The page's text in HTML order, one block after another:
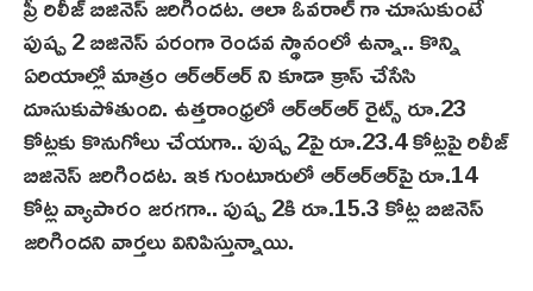
పుష్ప 2 బిజినెస్ పరంగా రెండవ‌ స్థానంలో ఉన్నా.. కొన్ని
ఏరియాల్లో మాత్రం ఆర్‌ఆర్ఆర్ ని కూడా క్రాస్‌ చేసేసి
దూసుకుపోతుంది. ఉత్తరాంధ్రలో ఆర్ఆర్ఆర్ రైట్స్ రూ.23
కోట్లకు కొనుగోలు చేయగా.. పుష్ప 2పై రూ.23.4 కోట్లపై రిలీజ్
బిజినెస్ జరిగిందట. ఇక గుంటూరులో ఆర్‌ఆర్ఆర్‌పై రూ.14
కోట్ల వ్యాపారం జరగగా.. పుష్ప 2కి రూ.15.3 కోట్ల బిజినెస్
జరిగిందని వార్తలు వినిపిస్తున్నాయి.